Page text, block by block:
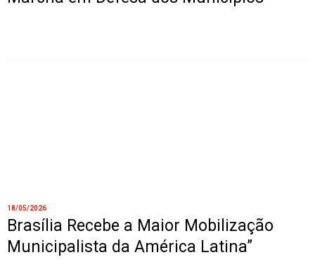
18/05/2026
Brasília Recebe a Maior Mobilização
Municipalista da América Latina”